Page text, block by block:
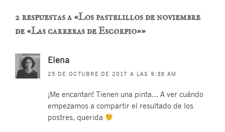
2 respuestas a «Los pastelillos de noviembre
de «Las carreras de Escorpio»»
Elena
25 DE OCTUBRE DE 2017 A LAS 9:33 AM
¡Me encantan! Tienen una pinta… A ver cuándo
empezamos a compartir el resultado de los
postres, querida